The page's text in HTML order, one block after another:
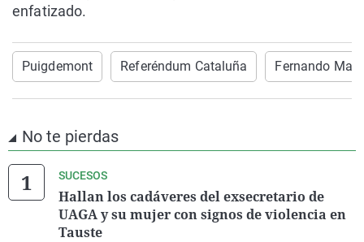
enfatizado.
Puigdemont Referéndum Cataluña Fernando
No te pierdas
SUCESOS
Hallan los cadáveres del exsecretario de
UAGA y su mujer con signos de violencia en
Tauste